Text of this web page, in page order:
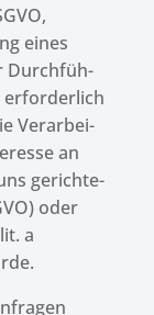
eines
Durch­füh­
erfor­der­lich
Verar­bei­
an
gerich­te­
oder
a